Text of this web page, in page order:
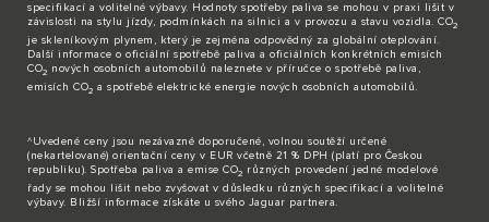
specifikací a volitelné výbavy. Hodnoty spotřeby paliva se mohou v praxi lišit v
závislosti na stylu jízdy, podmínkách na silnici a v provozu a stavu vozidla. CO2
je skleníkovým plynem, který je zejména odpovědný za globální oteplování.
Další informace o oficiální spotřebě paliva a oficiálních konkrétních emisích
CO2
nových osobních automobilů naleznete v příručce o spotřebě paliva,
emisích CO2 a spotřebě elektrické energie nových osobních automobilů.
^Uvedené ceny jsou nezávazné doporučené, volnou soutěží určené
(nekartelované) orientační ceny v EUR včetně 21 % DPH (platí pro Českou
republiku). Spotřeba paliva a emise CO2
různých provedení jedné modelové
řady se mohou lišit nebo zvyšovat v důsledku různých specifikací a volitelné
výbavy. Bližší informace získáte u svého Jaguar partnera.